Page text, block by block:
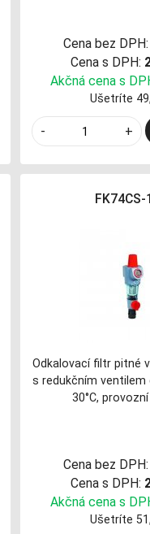
Cena bez DPH:
Cena s DPH:
Akčná cena s
Ušetríte
- +
FK74CS-
Odkalovací filtr pitné
s redukčním
30°C,
Cena bez DPH:
Cena s DPH:
Akčná cena s
Ušetríte